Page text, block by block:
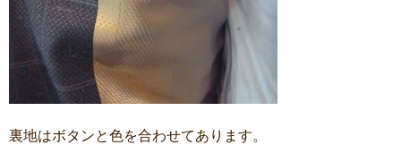
裏地はボタンと色を合わせてあります。